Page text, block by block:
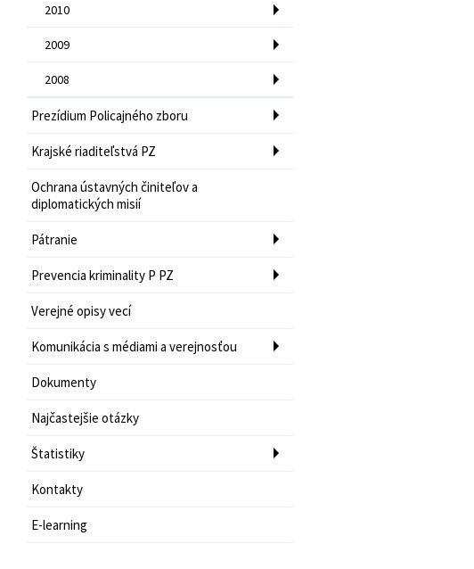
2010
2009
2008
Prezídium Policajného zboru
Krajské riaditeľstvá PZ
Ochrana ústavných činiteľov a
diplomatických misií
Pátranie
Prevencia kriminality P PZ
Verejné opisy vecí
Komunikácia s médiami a verejnosťou
Dokumenty
Najčastejšie otázky
Štatistiky
Kontakty
E-learning